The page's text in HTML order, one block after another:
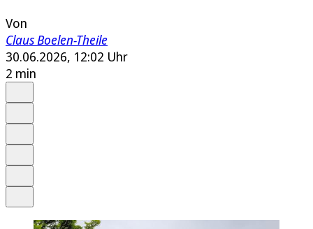
Von
Claus Boelen-Theile
30.06.2026, 12:02 Uhr
2 min